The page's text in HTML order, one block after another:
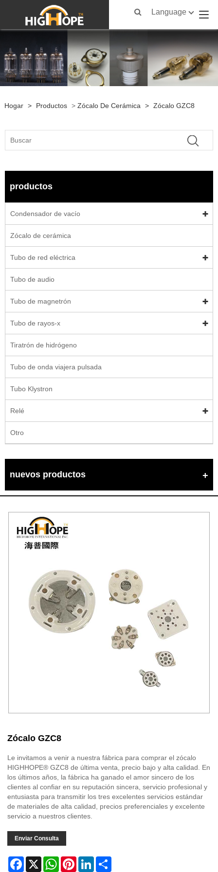
Language
Hogar > Productos > Zócalo De Cerámica > Zócalo GZC8
productos
Condensador de vacío
Zócalo de cerámica
Tubo de red eléctrica
Tubo de audio
Tubo de magnetrón
Tubo de rayos-x
Tiratrón de hidrógeno
Tubo de onda viajera pulsada
Tubo Klystron
Relé
Otro
nuevos productos
Zócalo GZC8
Le invitamos a venir a nuestra fábrica para comprar el zócalo
HIGHHOPE® GZC8 de última venta, precio bajo y alta calidad. En
los últimos años, la fábrica ha ganado el amor sincero de los
clientes al confiar en su reputación sincera, servicio profesional y
entusiasta para transmitir los tres excelentes servicios estándar
de materiales de alta calidad, precios preferenciales y excelente
servicio a nuestros clientes.
Enviar Consulta
Facebook
X WhatsAppPinterestLinkedIn